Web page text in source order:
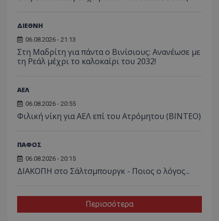
ΔΙΕΘΝΗ
06.08.2026 - 21:13
Στη Μαδρίτη για πάντα ο Βινίσιους: Ανανέωσε με
τη Ρεάλ μέχρι το καλοκαίρι του 2032!
ΑΕΛ
06.08.2026 - 20:55
Φιλική νίκη για ΑΕΛ επί του Ατρόμητου (BINTEO)
ΠΑΦΟΣ
06.08.2026 - 20:15
ΔΙΑΚΟΠΗ στο Σάλτσμπουργκ - Ποιος ο λόγος...
Περισσότερα